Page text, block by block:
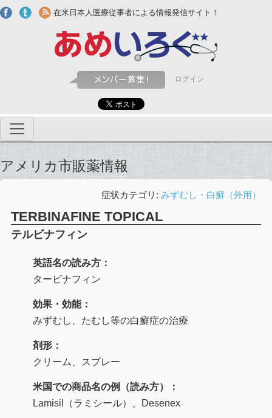
Skip to main content
在米日本人医療従事者による情報発信サイト！
ログイン
アメリカ市販薬情報
症状カテゴリ: みずむし・白癬（外用）
TERBINAFINE TOPICAL
テルビナフィン
英語名の読み方：
タービナフィン
効果・効能：
みずむし、たむし等の白癬症の治療
剤形：
クリーム、スプレー
米国での商品名の例（読み方）：
Lamisil（ラミシール）、Desenex